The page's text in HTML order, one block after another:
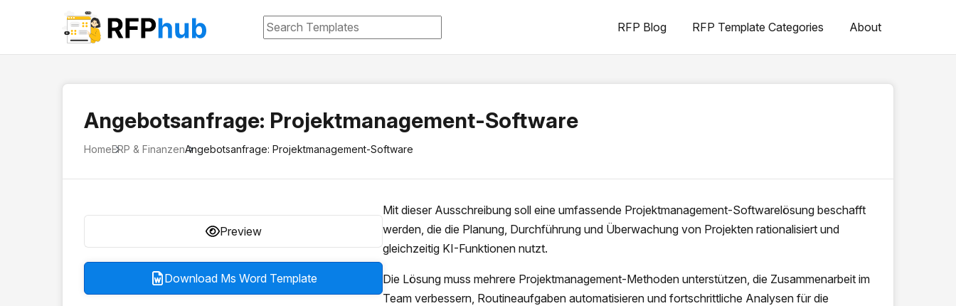
RFP Blog RFP Template Categories About
Angebotsanfrage: Projektmanagement-Software
HomeERP & FinanzenAngebotsanfrage: Projektmanagement-Software
Preview
Download Ms Word Template
Mit dieser Ausschreibung soll eine umfassende Projektmanagement-Softwarelösung beschafft
werden, die die Planung, Durchführung und Überwachung von Projekten rationalisiert und
gleichzeitig KI-Funktionen nutzt.
Die Lösung muss mehrere Projektmanagement-Methoden unterstützen, die Zusammenarbeit im
Team verbessern, Routineaufgaben automatisieren und fortschrittliche Analysen für die